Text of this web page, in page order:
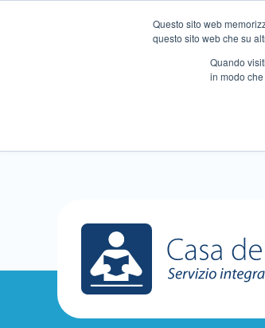
Questo sito web
questo sito web che su
Quando
in modo